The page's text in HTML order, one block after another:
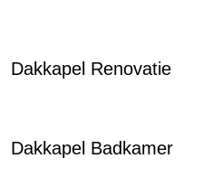
Dakkapel Renovatie
Dakkapel Badkamer